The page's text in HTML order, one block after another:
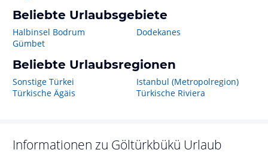
Beliebte Urlaubsgebiete
Halbinsel Bodrum
Gümbet
Dodekanes
Beliebte Urlaubsregionen
Sonstige Türkei
Türkische Ägäis
Istanbul (Metropolregion)
Türkische Riviera
Informationen zu Göltürkbükü Urlaub